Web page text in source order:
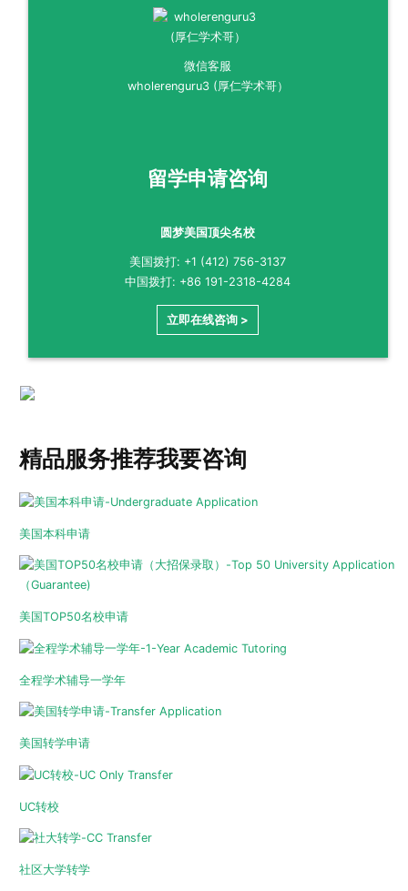
微信客服
wholerenguru3 (厚仁学术哥）
留学申请咨询
圆梦美国顶尖名校
美国拨打: +1 (412) 756-3137
中国拨打: +86 191-2318-4284
立即在线咨询 >
精品服务推荐我要咨询
美国本科申请
美国TOP50名校申请
全程学术辅导一学年
美国转学申请
UC转校
社区大学转学